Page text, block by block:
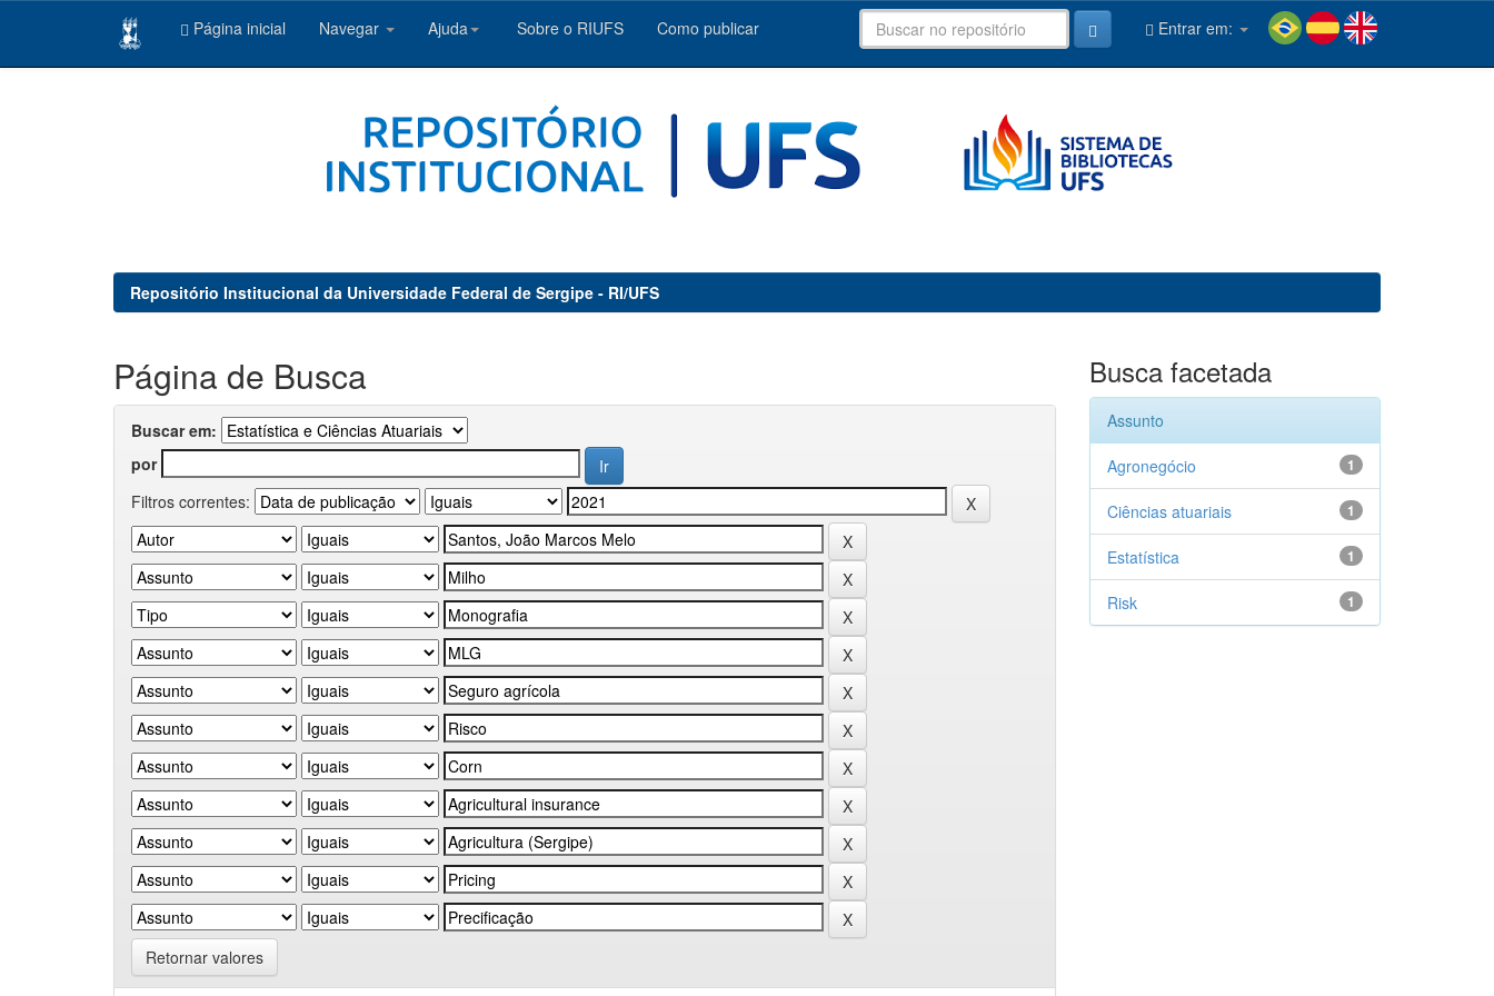
Página inicial Navegar Ajuda Sobre o RIUFS Como publicar Entrar em:
Repositório Institucional da Universidade Federal de Sergipe - RI/UFS
Página de Busca
Buscar em:
por
Filtros correntes:
Retornar valores
Busca facetada
Assunto
1
Agronegócio
1
Ciências atuariais
1
Estatística
1
Risk